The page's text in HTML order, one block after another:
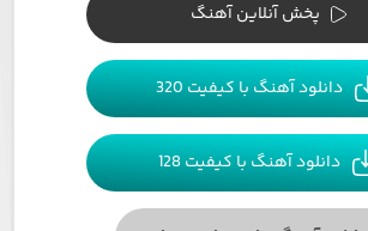
پخش آنلاین آهنگ
دانلود آهنگ با کیفیت 320
دانلود آهنگ با کیفیت 128